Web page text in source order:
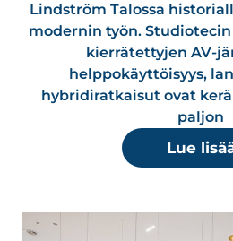
Lindström Talossa
modernin työn.
kierrätettyjen AV-
helppokäyttöisyys,
hybridiratkaisut ovat
paljon
Lue